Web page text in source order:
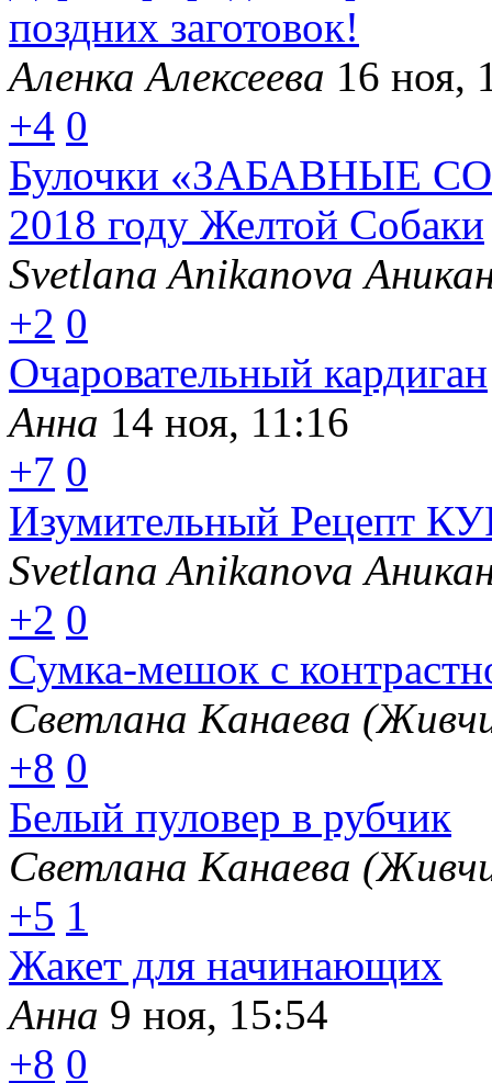
поздних заготовок!
Аленка Алексеева 16 ноя,
+4 0
Булочки «ЗАБАВНЫЕ
2018 году Желтой Собаки
Svetlana Anikanova
+2 0
Очаровательный кардиган
Анна 14 ноя, 11:16
+7 0
Изумительный Рецепт
Svetlana Anikanova
+2 0
Сумка-мешок с
Светлана Канаева
+8 0
Белый пуловер в рубчик
Светлана Канаева
+5 1
Жакет для начинающих
Анна 9 ноя, 15:54
+8 0